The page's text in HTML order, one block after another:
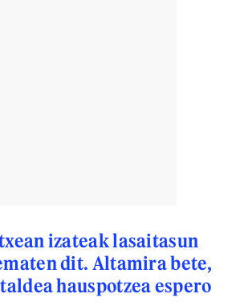
izateak lasaitasun
dit. Altamira bete,
hauspotzea espero